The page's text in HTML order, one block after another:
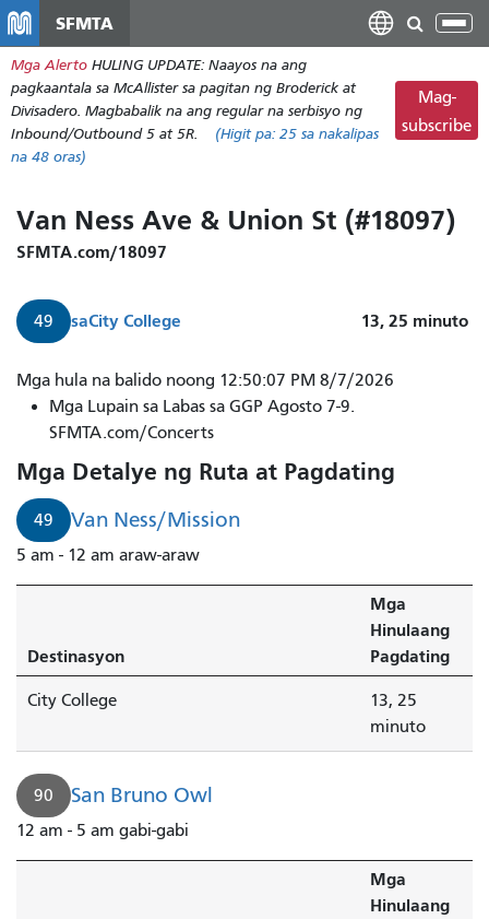
pangunahing
nilalaman
SFMTA
I-
ang
Mga Alerto HULING UPDATE: Naayos na ang
pagkaantala sa McAllister sa pagitan ng Broderick at
Divisadero. Magbabalik na ang regular na serbisyo ng
Inbound/Outbound 5 at 5R.
(Higit pa: 25 sa nakalipas
na 48 oras)
Mag-
subscribe
Van Ness Ave & Union St (#18097)
SFMTA.com/18097
49 saCity College 13, 25 minuto
Mga hula na balido noong 12:50:07 PM 8/7/2026
Mga Lupain sa Labas sa GGP Agosto 7-9.
SFMTA.com/Concerts
Mga Detalye ng Ruta at Pagdating
49 Van Ness/Mission
5 am - 12 am araw-araw
Destinasyon
Mga
Hinulaang
Pagdating
City College
13, 25
minuto
90 San Bruno Owl
12 am - 5 am gabi-gabi
Mga
Hinulaang